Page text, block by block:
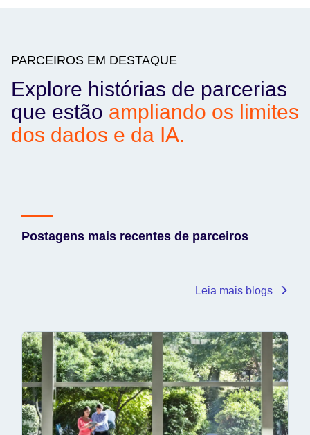
PARCEIROS EM DESTAQUE
Explore histórias de parcerias
que estão ampliando os limites
dos dados e da IA.
Postagens mais recentes de parceiros
Leia mais blogs